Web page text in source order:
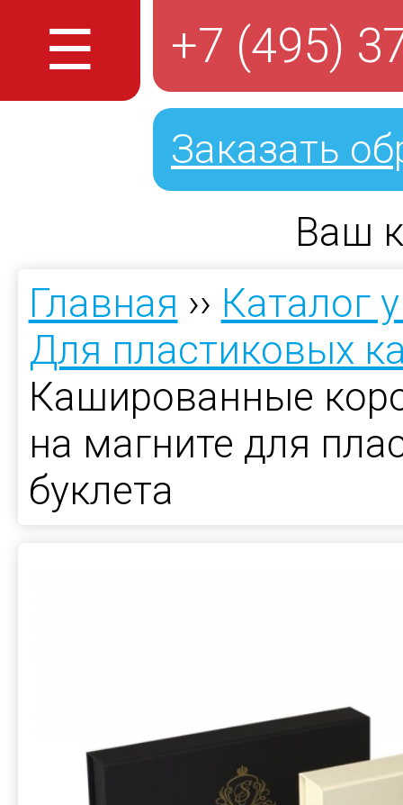
☰ +7 (495)
Заказать
Ваш
Главная ›› Каталог
Для пластиковых
Кашированные
на магните для
буклета